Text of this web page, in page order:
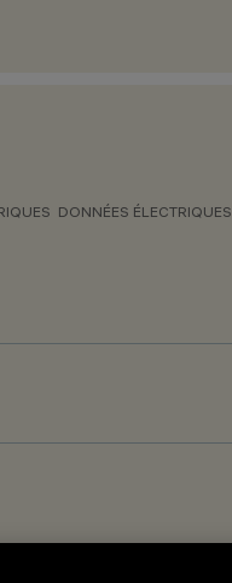
DONNÉES ÉLECTRIQUES